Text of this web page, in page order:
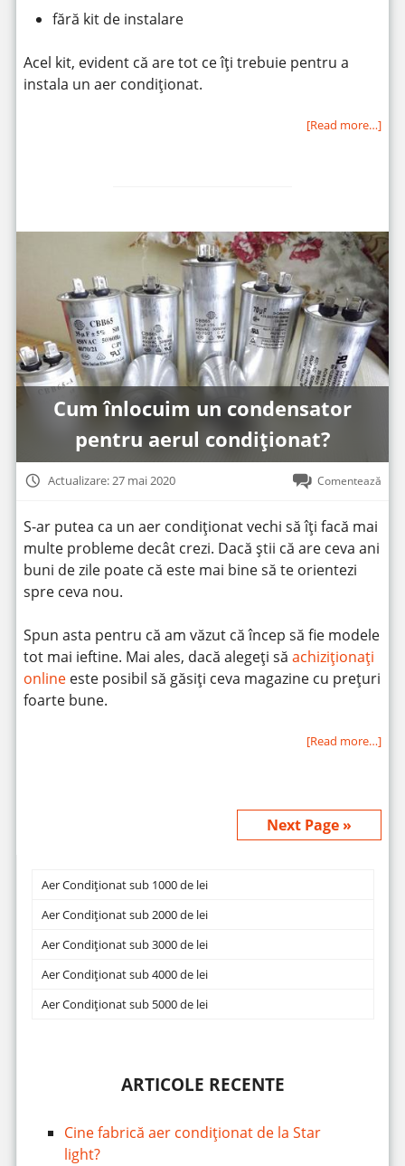
fără kit de instalare
Acel kit, evident că are tot ce îți trebuie pentru a
instala un aer condiționat.
[Read more…]
Cum înlocuim un condensator
pentru aerul condiționat?
Actualizare: 27 mai 2020 Comentează
S-ar putea ca un aer condiționat vechi să îți facă mai
multe probleme decât crezi. Dacă știi că are ceva ani
buni de zile poate că este mai bine să te orientezi
spre ceva nou.
Spun asta pentru că am văzut că încep să fie modele
tot mai ieftine. Mai ales, dacă alegeți să achiziționați
onlineeste posibil să găsiți ceva magazine cu prețuri
foarte bune.
[Read more…]
Next Page »
Aer Condiționat sub 1000 de lei
Aer Condiționat sub 2000 de lei
Aer Condiționat sub 3000 de lei
Aer Condiționat sub 4000 de lei
Aer Condiționat sub 5000 de lei
ARTICOLE RECENTE
Cine fabrică aer condiționat de la Star
light?